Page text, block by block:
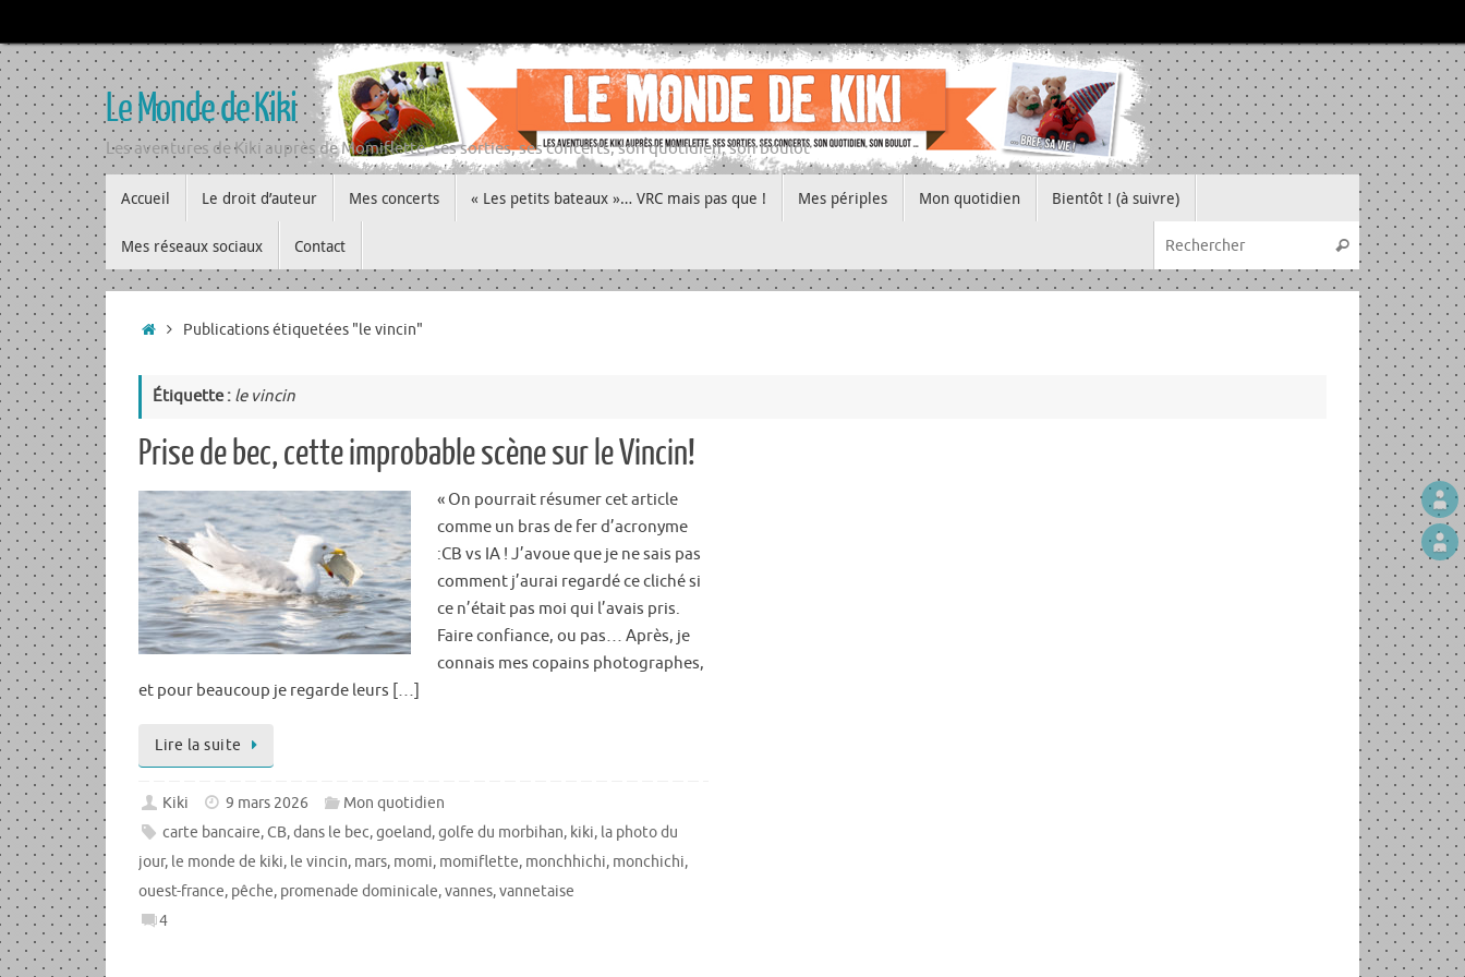
au
contenu
Le Monde de Kiki
Les aventures de Kiki auprès de Momiflette, ses sorties, ses concerts, son quotidien, son boulot
au
contenu
Accueil Le droit d’auteur Mes concerts « Les petits bateaux »… VRC mais pas que ! Mes périples Mon quotidien Bientôt ! (à suivre)
Mes réseaux sociaux Contact
Recherche
Rechercher
Accueil
Publications étiquetées "le vincin"
Étiquette : le vincin
Prise de bec, cette improbable scène sur le Vincin!
« On pourrait résumer cet article
comme un bras de fer d’acronyme
:CB vs IA ! J’avoue que je ne sais pas
comment j’aurai regardé ce cliché si
ce n’était pas moi qui l’avais pris.
Faire confiance, ou pas… Après, je
connais mes copains photographes,
et pour beaucoup je regarde leurs […]
Lire la suite
Kiki 9 mars 2026
Mon quotidien
carte bancaire,CB,dans le bec,goeland,golfe du morbihan, kiki, la photo du
jour, le monde de kiki, le vincin, mars, momi, momiflette, monchhichi, monchichi,
ouest-france, pêche, promenade dominicale,vannes,vannetaise
4